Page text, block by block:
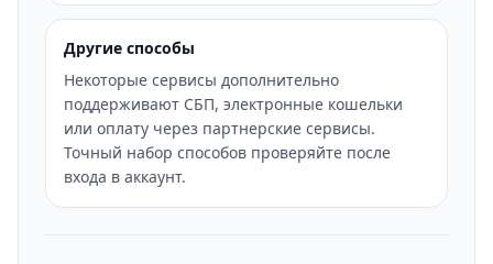
Другие способы
Некоторые сервисы дополнительно
поддерживают СБП, электронные кошельки
или оплату через партнерские сервисы.
Точный набор способов проверяйте после
входа в аккаунт.